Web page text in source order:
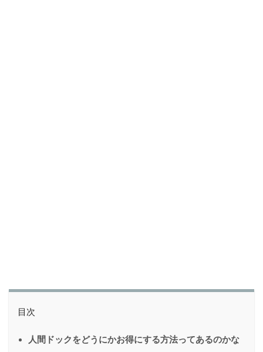
目次
人間ドックをどうにかお得にする方法ってあるのかな